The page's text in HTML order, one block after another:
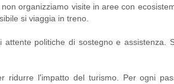
organizziamo visite in aree con
si viaggia in treno.
politiche di sostegno e assistenza.
ridurre l'impatto del turismo. Per ogni